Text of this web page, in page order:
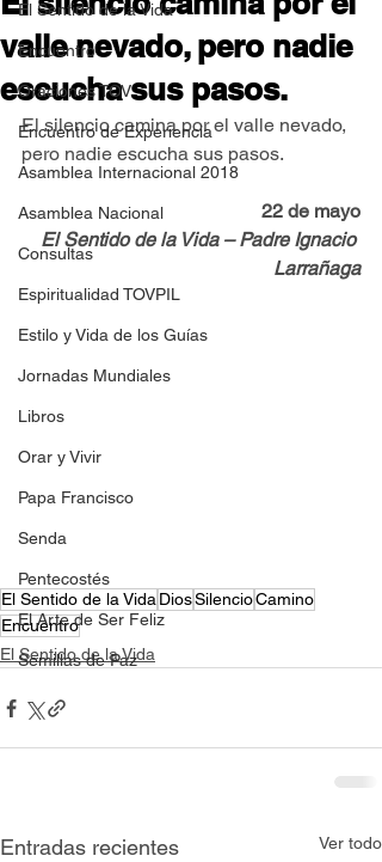
El Sentido de la Vida
Encuentro
Oraciones TOV
Encuentro de Experiencia
Asamblea Internacional 2018
Asamblea Nacional
Consultas
Espiritualidad TOVPIL
Estilo y Vida de los Guías
Jornadas Mundiales
Libros
Orar y Vivir
Papa Francisco
Senda
Pentecostés
El Arte de Ser Feliz
Semillas de Paz
valle nevado, pero nadie
escucha sus pasos.
El silencio camina por el valle nevado,
pero nadie escucha sus pasos.
22 de mayo
El Sentido de la Vida – Padre Ignacio
Larrañaga
El Sentido de la VidaDiosSilencioCamino
Encuentro
El Sentido de la Vida
Entradas recientes Ver todo